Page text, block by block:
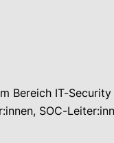
Bereich IT-Security
SOC-